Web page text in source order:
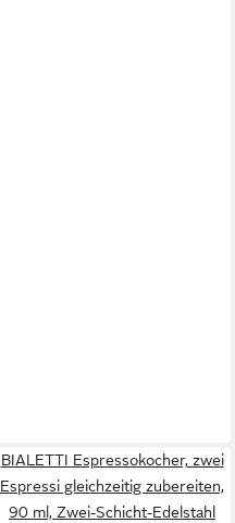
BIALETTI Espressokocher, zwei
Espressi gleichzeitig zubereiten,
90 ml, Zwei-Schicht-Edelstahl